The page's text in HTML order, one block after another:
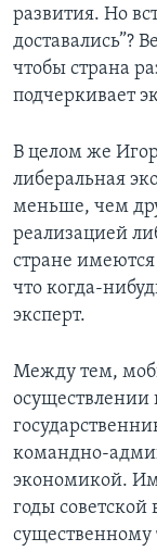
развития. Но
доставались”?
чтобы страна
подчеркивает
В целом же
либеральная
меньше, чем
реализацией
стране
что когда-
эксперт.
Между тем,
осуществлении
командно-
экономикой.
годы советской
существенному